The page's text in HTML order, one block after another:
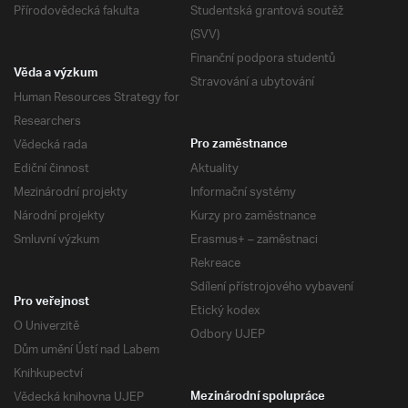
Přírodovědecká fakulta
Studentská grantová soutěž
(SVV)
Finanční podpora studentů
Stravování a ubytování
Věda a výzkum
Human Resources Strategy for
Researchers
Vědecká rada
Ediční činnost
Mezinárodní projekty
Národní projekty
Smluvní výzkum
Pro zaměstnance
Aktuality
Informační systémy
Kurzy pro zaměstnance
Erasmus+ – zaměstnaci
Rekreace
Sdílení přístrojového vybavení
Etický kodex
Odbory UJEP
Pro veřejnost
O Univerzitě
Dům umění Ústí nad Labem
Knihkupectví
Vědecká knihovna UJEP
Mezinárodní spolupráce